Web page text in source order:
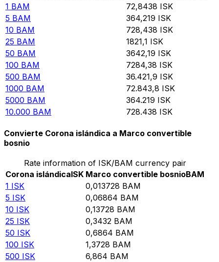
1 BAM 72,8438 ISK
5 BAM 364,219 ISK
10 BAM 728,438 ISK
25 BAM 1821,1 ISK
50 BAM 3642,19 ISK
100 BAM 7284,38 ISK
500 BAM 36.421,9 ISK
1000 BAM 72.843,8 ISK
5000 BAM 364.219 ISK
10.000 BAM 728.438 ISK
Convierte Corona islándica a Marco convertible
bosnio
Rate information of ISK/BAM currency pair
Corona islándicaISK Marco convertible bosnioBAM
1 ISK 0,013728 BAM
5 ISK 0,06864 BAM
10 ISK 0,13728 BAM
25 ISK 0,3432 BAM
50 ISK 0,6864 BAM
100 ISK 1,3728 BAM
500 ISK 6,864 BAM